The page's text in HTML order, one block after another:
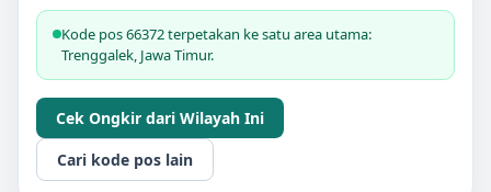
Kode pos 66372 terpetakan ke satu area utama:
Trenggalek, Jawa Timur.
Cek Ongkir dari Wilayah Ini
Cari kode pos lain